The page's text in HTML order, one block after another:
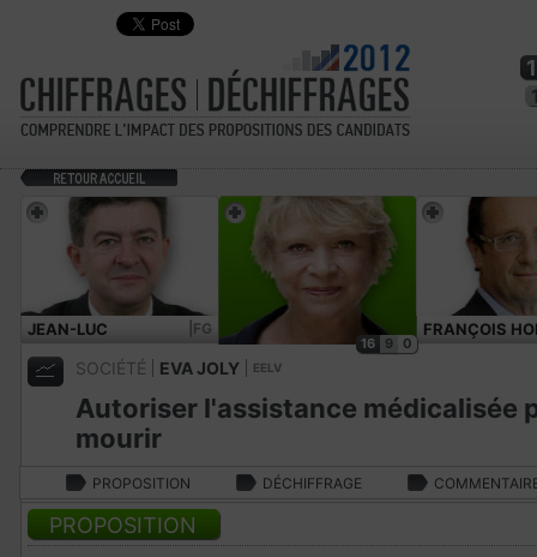
JEAN-LUC
MÉLENCHON
|FG
16 9 0
FRANÇOIS
SOCIÉTÉ EVA JOLY EELV
Autoriser l'assistance médicalisée
mourir
PROPOSITION DÉCHIFFRAGE
PROPOSITION